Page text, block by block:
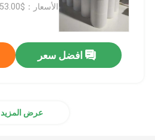
بيت
الأسعار：$53.00/cartons 1-9 cartons
افضل سعر
عرض المزيد